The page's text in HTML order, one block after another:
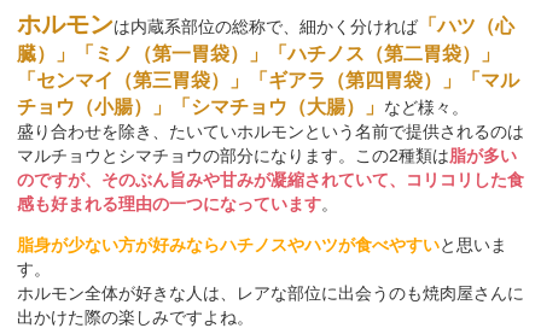
ホルモンは内蔵系部位の総称で、細かく分ければ「ハツ（心
臓）」「ミノ（第一胃袋）」「ハチノス（第二胃袋）」
「センマイ（第三胃袋）」「ギアラ（第四胃袋）」「マル
チョウ（小腸）」「シマチョウ（大腸）」 など様々。
盛り合わせを除き、たいていホルモンという名前で提供されるのは
マルチョウとシマチョウの部分になります。この2種類は脂が多い
のですが、そのぶん旨みや甘みが凝縮されていて、コリコリした食
感も好まれる理由の一つになっています。
脂身が少ない方が好みならハチノスやハツが食べやすいと思いま
す。
ホルモン全体が好きな人は、レアな部位に出会うのも焼肉屋さんに
出かけた際の楽しみですよね。